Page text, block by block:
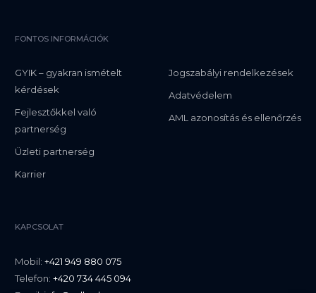
FONTOS INFORMÁCIÓK
GYIK – gyakran ismételt
kérdések
Fejlesztőkkel való
partnerség
Üzleti partnerség
Karrier
Jogszabályi rendelkezések
Adatvédelem
AML azonosítás és ellenőrzés
KAPCSOLAT
Mobil: +421 949 880 075
Telefon: +420 734 445 094